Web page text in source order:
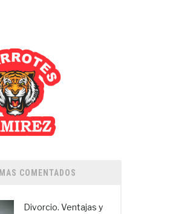
MAS COMENTADOS
Divorcio. Ventajas y